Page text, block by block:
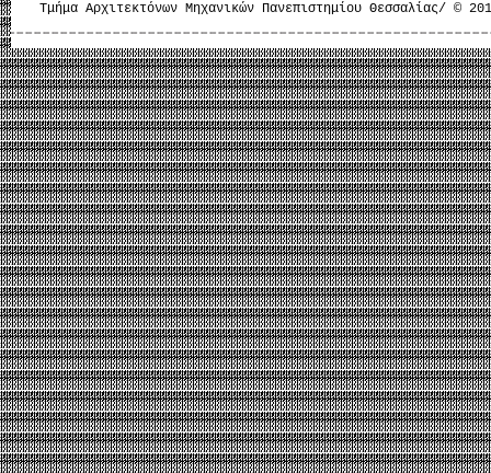
Τμήμα Αρχιτεκτόνων Μηχανικών Πανεπιστημίου Θεσσαλίας/ ©